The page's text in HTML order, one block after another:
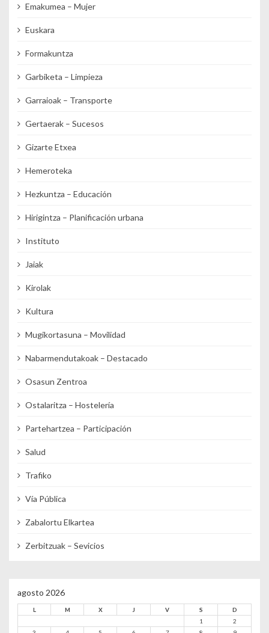
Emakumea – Mujer
Euskara
Formakuntza
Garbiketa – Limpieza
Garraioak – Transporte
Gertaerak – Sucesos
Gizarte Etxea
Hemeroteka
Hezkuntza – Educación
Hirigintza – Planificación urbana
Instituto
Jaiak
Kirolak
Kultura
Mugikortasuna – Movilidad
Nabarmendutakoak – Destacado
Osasun Zentroa
Ostalaritza – Hostelería
Partehartzea – Participación
Salud
Trafiko
Vía Pública
Zabalortu Elkartea
Zerbitzuak – Sevicios
agosto 2026
L M X J V S
D
1
2